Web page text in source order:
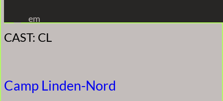
Inhalt
springen
em
CAST: CL
Camp Linden-Nord